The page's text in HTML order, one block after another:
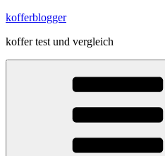
Zum
springen
kofferblogger
koffer test und vergleich